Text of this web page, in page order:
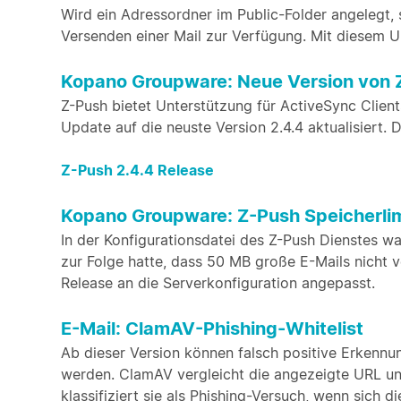
Wird ein Adressordner im Public-Folder
Versenden einer Mail zur Verfügung. Mit diesem
Kopano Groupware: Neue Version
Z-Push bietet Unterstützung für ActiveSync
Update auf die neuste Version 2.4.4 aktualisiert.
Z-Push 2.4.4 Release
Kopano Groupware: Z-Push
In der Konfigurationsdatei des Z-Push Dienstes
zur Folge hatte, dass 50 MB große E-Mails nicht
Release an die Serverkonfiguration angepasst.
E-Mail: ClamAV-Phishing-Whitelist
Ab dieser Version können falsch positive
werden. ClamAV vergleicht die angezeigte URL
klassifiziert sie als Phishing-Versuch, wenn sich